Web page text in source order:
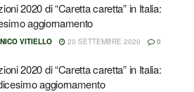
2020 di “Caretta caretta” in Italia:
aggiornamento
VITIELLO 20 SETTEMBRE 2020 0
2020 di “Caretta caretta” in Italia:
aggiornamento